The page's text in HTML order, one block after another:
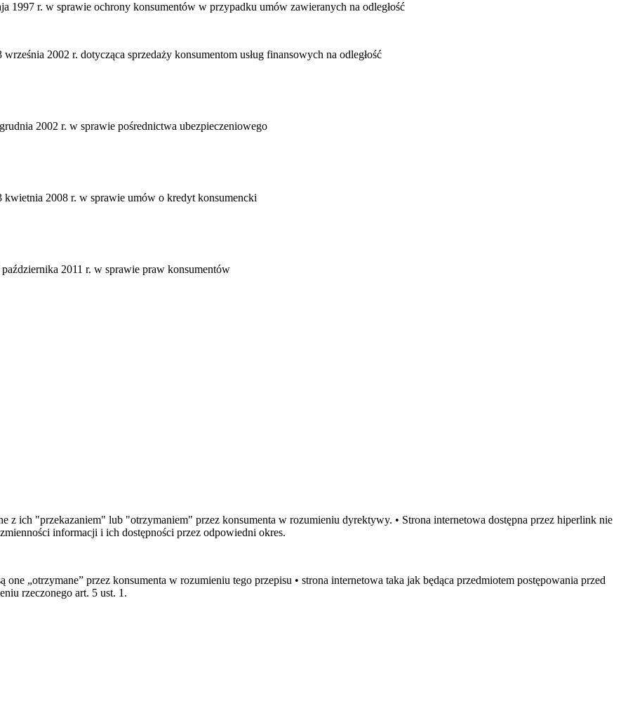
1997 r. w sprawie ochrony konsumentów w przypadku umów zawieranych na odległość
2002 r. dotycząca sprzedaży konsumentom usług finansowych na odległość
2002 r. w sprawie pośrednictwa ubezpieczeniowego
2008 r. w sprawie umów o kredyt konsumencki
2011 r. w sprawie praw konsumentów
z ich "przekazaniem" lub "otrzymaniem" przez konsumenta w rozumieniu dyrektywy. • Strona internetowa dostępna przez hiperlink nie
informacji i ich dostępności przez odpowiedni okres.
„otrzymane” przez konsumenta w rozumieniu tego przepisu • strona internetowa taka jak będąca przedmiotem postępowania przed
rzeczonego art. 5 ust. 1.